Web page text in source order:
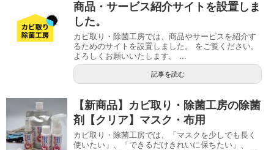
商品・サービス紹介サイトを設置しま
した。
カビ取り・除菌工房では、商品やサービスを紹介す
るためのサイトを設置しました。 をご覧ください。
よろしくお願いいたします。 ...
記事を読む
【新商品】カビ取り・除菌工房の除菌
剤【クリア】マスク・布用
カビ取り・除菌工房では、「マスクを少しでも長く
使いたい」、「できるだけきれいに保ちたい」、